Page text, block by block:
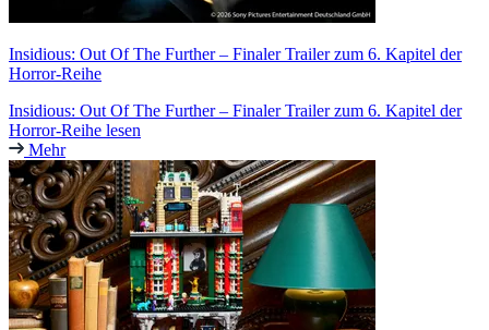
Insidious: Out Of The Further – Finaler Trailer zum 6. Kapitel der
Horror-Reihe
Insidious: Out Of The Further – Finaler Trailer zum 6. Kapitel der
Horror-Reihe lesen
Mehr